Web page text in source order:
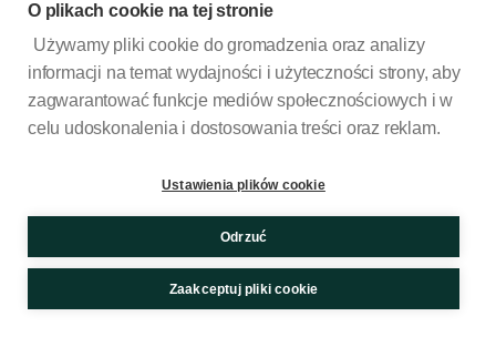
O plikach cookie na tej stronie
Używamy pliki cookie do gromadzenia oraz analizy
informacji na temat wydajności i użyteczności strony, aby
zagwarantować funkcje mediów społecznościowych i w
celu udoskonalenia i dostosowania treści oraz reklam.
Ustawienia plików cookie
Odrzuć
Zaakceptuj pliki cookie